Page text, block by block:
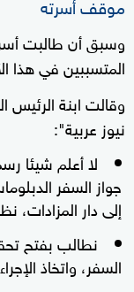
وسبق أن طالبت
المتسببين في هذا
وقالت ابنة الرئيس
نيوز عربية":
لا أعلم شيئا
جواز السفر
إلى دار المزادات،
نطالب بفتح
السفر، واتخاذ